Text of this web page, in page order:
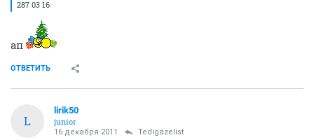
287 03 16
ап
ОТВЕТИТЬ
L
lirik50
junior
16 декабря 2011 Tedigazelist